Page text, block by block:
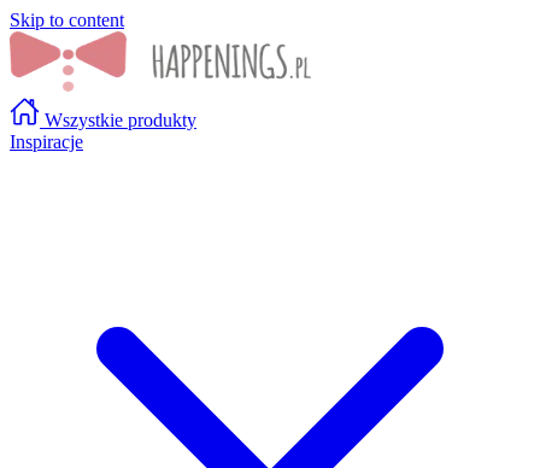
Skip to content
Wszystkie produkty
Inspiracje